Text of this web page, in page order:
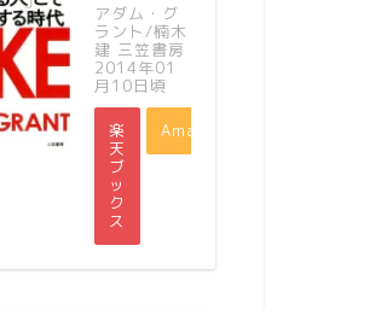
アダム・グ
ラント/楠木
建 三笠書房
2014年01
月10日頃
楽
天
ブ
ッ
ク
ス
Amazon